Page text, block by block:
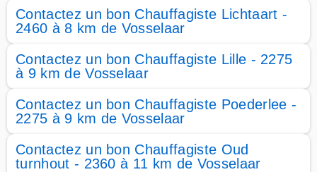
Contactez un bon Chauffagiste Lichtaart -
2460 à 8 km de Vosselaar
Contactez un bon Chauffagiste Lille - 2275
à 9 km de Vosselaar
Contactez un bon Chauffagiste Poederlee -
2275 à 9 km de Vosselaar
Contactez un bon Chauffagiste Oud
turnhout - 2360 à 11 km de Vosselaar